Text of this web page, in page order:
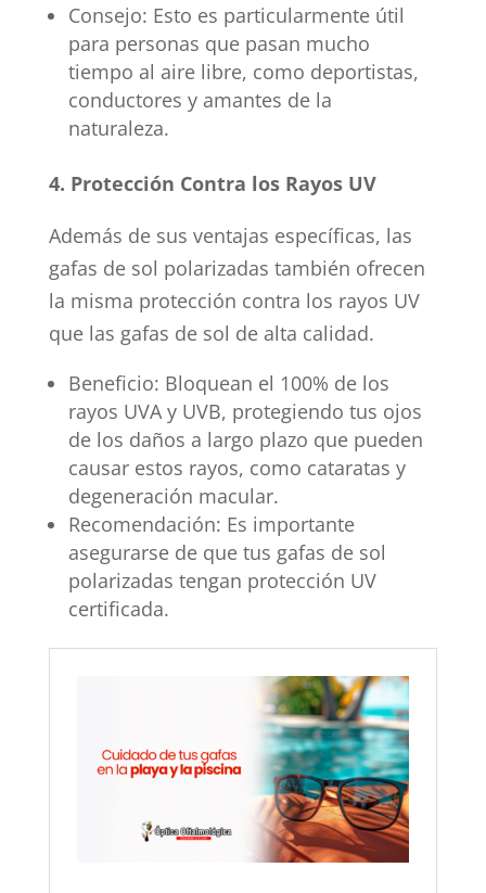
Consejo: Esto es particularmente útil
para personas que pasan mucho
tiempo al aire libre, como deportistas,
conductores y amantes de la
naturaleza.
4. Protección Contra los Rayos UV
Además de sus ventajas específicas, las
gafas de sol polarizadas también ofrecen
la misma protección contra los rayos UV
que las gafas de sol de alta calidad.
Beneficio: Bloquean el 100% de los
rayos UVA y UVB, protegiendo tus ojos
de los daños a largo plazo que pueden
causar estos rayos, como cataratas y
degeneración macular.
Recomendación: Es importante
asegurarse de que tus gafas de sol
polarizadas tengan protección UV
certificada.